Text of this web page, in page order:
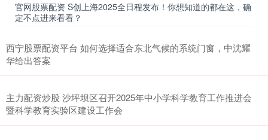
官网股票配资 S创上海2025全日程发布！你想知道的都在这，确
定不点进来看看？
西宁股票配资平台 如何选择适合东北气候的系统门窗，中沈耀
华给出答案
主力配资炒股 沙坪坝区召开2025年中小学科学教育工作推进会
暨科学教育实验区建设工作会